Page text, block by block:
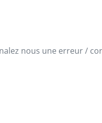
nous une erreur /